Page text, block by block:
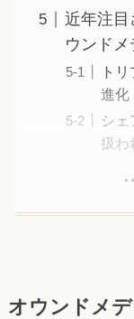
近年注目
ウンド
ト
進化
シ
扱わ
オウンドメ